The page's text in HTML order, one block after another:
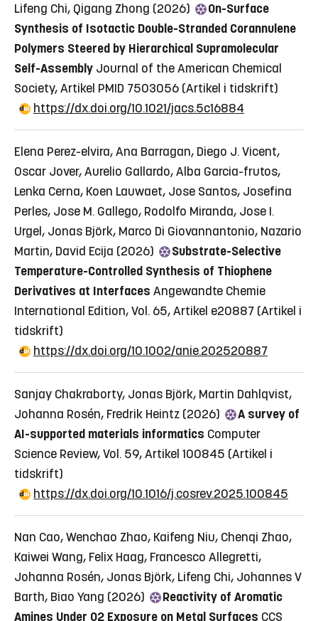
Lifeng Chi, Qigang Zhong (2026)
On-Surface
Synthesis of Isotactic Double-Stranded Corannulene
Polymers Steered by Hierarchical Supramolecular
Self-Assembly Journal of the American Chemical
Society, Artikel PMID 7503056 (Artikel i tidskrift)
https://dx.doi.org/10.1021/jacs.5c16884
Elena Perez-elvira, Ana Barragan, Diego J. Vicent,
Oscar Jover, Aurelio Gallardo, Alba Garcia-frutos,
Lenka Cerna, Koen Lauwaet, Jose Santos, Josefina
Perles, Jose M. Gallego, Rodolfo Miranda, Jose I.
Urgel, Jonas Björk, Marco Di Giovannantonio, Nazario
Martin, David Ecija (2026)
Substrate-Selective
Temperature-Controlled Synthesis of Thiophene
Derivatives at Interfaces Angewandte Chemie
International Edition, Vol. 65, Artikel e20887 (Artikel i
tidskrift)
https://dx.doi.org/10.1002/anie.202520887
Sanjay Chakraborty, Jonas Björk, Martin Dahlqvist,
Johanna Rosén, Fredrik Heintz (2026)
A survey of
AI-supported materials informatics Computer
Science Review, Vol. 59, Artikel 100845 (Artikel i
tidskrift)
https://dx.doi.org/10.1016/j.cosrev.2025.100845
Nan Cao, Wenchao Zhao, Kaifeng Niu, Chenqi Zhao,
Kaiwei Wang, Felix Haag, Francesco Allegretti,
Johanna Rosén, Jonas Björk, Lifeng Chi, Johannes V
Barth, Biao Yang (2026)
Reactivity of Aromatic
Amines Under O2 Exposure on Metal Surfaces CCS